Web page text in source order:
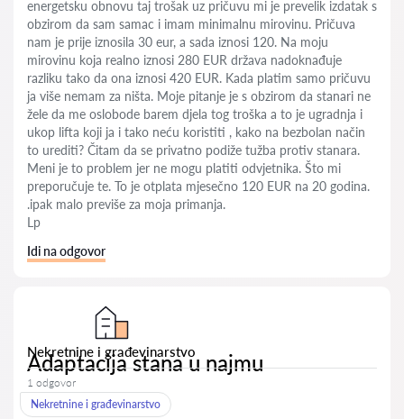
energetsku obnovu taj trošak uz pričuvu mi je prevelik izdatak s
obzirom da sam samac i imam minimalnu mirovinu. Pričuva
nam je prije iznosila 30 eur, a sada iznosi 120. Na moju
mirovinu koja realno iznosi 280 EUR država nadoknađuje
razliku tako da ona iznosi 420 EUR. Kada platim samo pričuvu
ja više nemam za ništa. Moje pitanje je s obzirom da stanari ne
žele da me oslobode barem djela tog troška a to je ugradnja i
ukop lifta koji ja i tako neću koristiti , kako na bezbolan način
to urediti? Čitam da se privatno podiže tužba protiv stanara.
Meni je to problem jer ne mogu platiti odvjetnika. Što mi
preporučuje te. To je otplata mjesečno 120 EUR na 20 godina.
.ipak malo previše za moja primanja.
Lp
Idi na odgovor
Nekretnine i građevinarstvo
Adaptacija stana u najmu
1 odgovor
Nekretnine i građevinarstvo